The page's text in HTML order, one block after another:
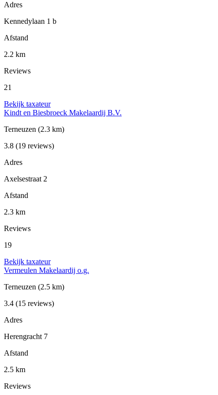
Adres
Kennedylaan 1 b
Afstand
2.2 km
Reviews
21
Bekijk taxateur
Kindt en Biesbroeck Makelaardij B.V.
Terneuzen (2.3 km)
3.8 (19 reviews)
Adres
Axelsestraat 2
Afstand
2.3 km
Reviews
19
Bekijk taxateur
Vermeulen Makelaardij o.g.
Terneuzen (2.5 km)
3.4 (15 reviews)
Adres
Herengracht 7
Afstand
2.5 km
Reviews